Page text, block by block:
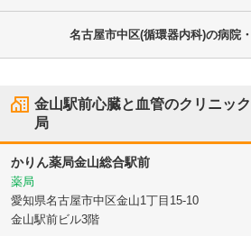
名古屋市中区(循環器内科)の病院
金山駅前心臓と血管のクリニッ
局
かりん薬局金山総合駅前
薬局
愛知県名古屋市中区金山1丁目15-10
金山駅前ビル3階